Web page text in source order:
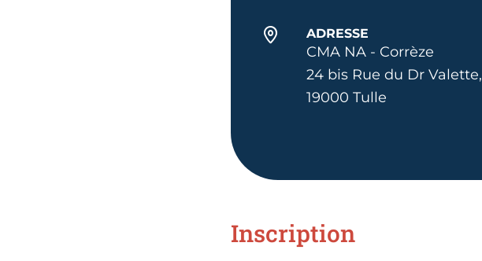
ADRESSE
CMA NA - Corrèze
24 bis Rue du Dr Valette,
19000 Tulle
Inscription